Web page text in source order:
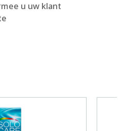
u uw klant